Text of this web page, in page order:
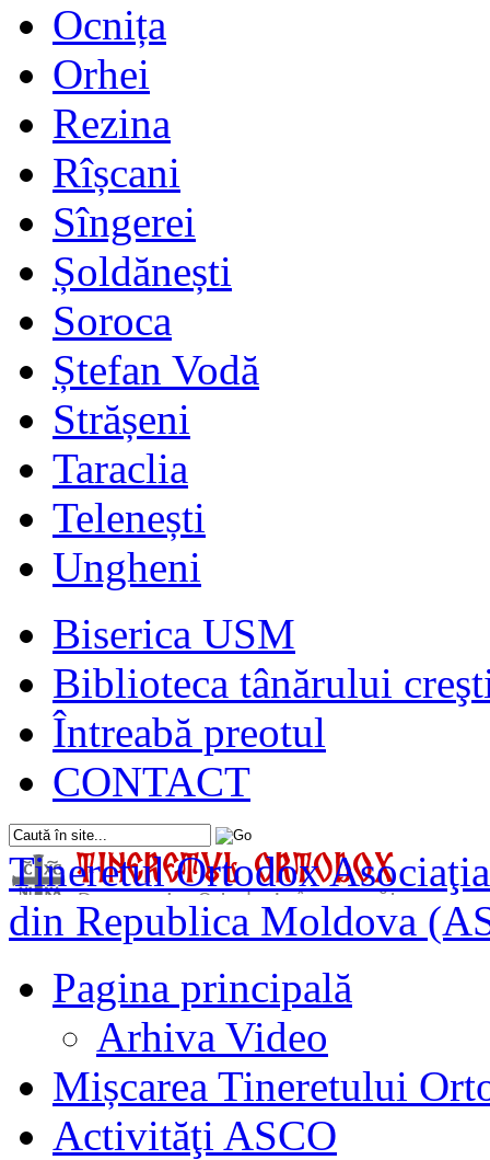
Ocnița
Orhei
Rezina
Rîșcani
Sîngerei
Șoldănești
Soroca
Ștefan Vodă
Strășeni
Taraclia
Telenești
Ungheni
Biserica USM
Biblioteca tânărului
Întreabă preotul
CONTACT
Tineretul Ortodox
din Republica Moldova
Pagina principală
Arhiva Video
Mișcarea Tineretului
Activităţi ASCO